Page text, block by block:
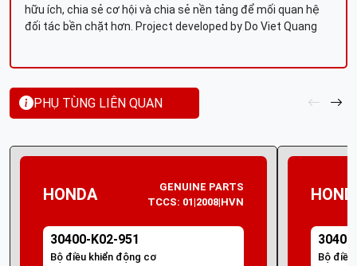
hữu ích, chia sẻ cơ hội và chia sẻ nền tảng để mối quan hệ
đối tác bền chặt hơn. Project developed by Do Viet Quang
PHỤ TÙNG LIÊN QUAN
HONDA
GENUINE PARTS
TCCS: 01|2008|HVN
30400-K02-951
Bộ điều khiển động cơ Bộ